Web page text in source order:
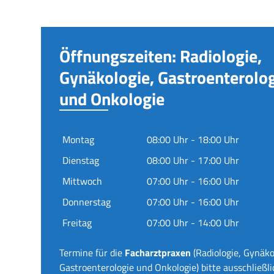
Öffnungszeiten: Radiologie,
Gynäkologie,
und Onkologie
Montag
08:00 Uhr - 18:00 Uhr
Dienstag
08:00 Uhr - 17:00 Uhr
Mittwoch
07:00 Uhr - 16:00 Uhr
Donnerstag
07:00 Uhr - 16:00 Uhr
Freitag
07:00 Uhr - 14:00 Uhr
Termine für die Facharztpraxen (Radiologie,
Gastroenterologie und Onkologie) bitte